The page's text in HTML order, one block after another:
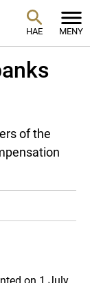
HAE MENY
of the